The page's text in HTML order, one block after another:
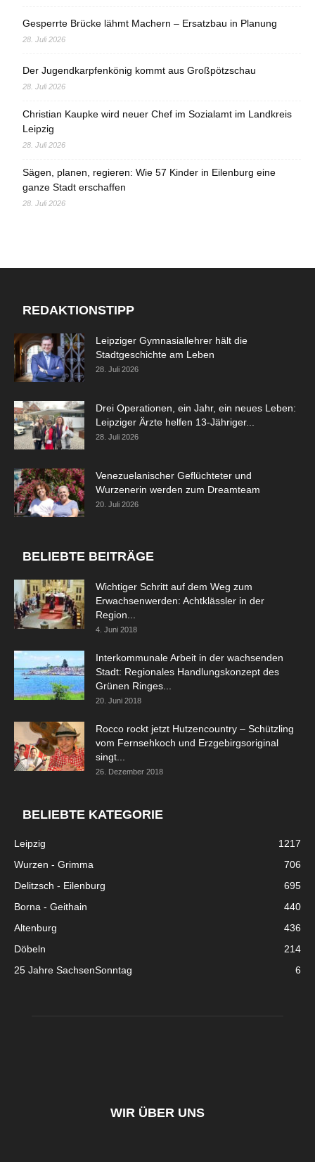
Gesperrte Brücke lähmt Machern – Ersatzbau in Planung
28. Juli 2026
Der Jugendkarpfenkönig kommt aus Großpötzschau
28. Juli 2026
Christian Kaupke wird neuer Chef im Sozialamt im Landkreis
Leipzig
28. Juli 2026
Sägen, planen, regieren: Wie 57 Kinder in Eilenburg eine
ganze Stadt erschaffen
28. Juli 2026
REDAKTIONSTIPP
Leipziger Gymnasiallehrer hält die
Stadtgeschichte am Leben
28. Juli 2026
Drei Operationen, ein Jahr, ein neues Leben:
Leipziger Ärzte helfen 13-Jähriger...
28. Juli 2026
Venezuelanischer Geflüchteter und
Wurzenerin werden zum Dreamteam
20. Juli 2026
BELIEBTE BEITRÄGE
Wichtiger Schritt auf dem Weg zum
Erwachsenwerden: Achtklässler in der
Region...
4. Juni 2018
Interkommunale Arbeit in der wachsenden
Stadt: Regionales Handlungskonzept des
Grünen Ringes...
20. Juni 2018
Rocco rockt jetzt Hutzencountry – Schützling
vom Fernsehkoch und Erzgebirgsoriginal
singt...
26. Dezember 2018
BELIEBTE KATEGORIE
Leipzig
1217
Wurzen - Grimma
706
Delitzsch - Eilenburg
695
Borna - Geithain
440
Altenburg
436
Döbeln
214
25 Jahre SachsenSonntag
6
WIR ÜBER UNS